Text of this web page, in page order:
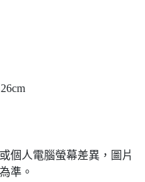
個人電腦螢幕差異，圖片
準。